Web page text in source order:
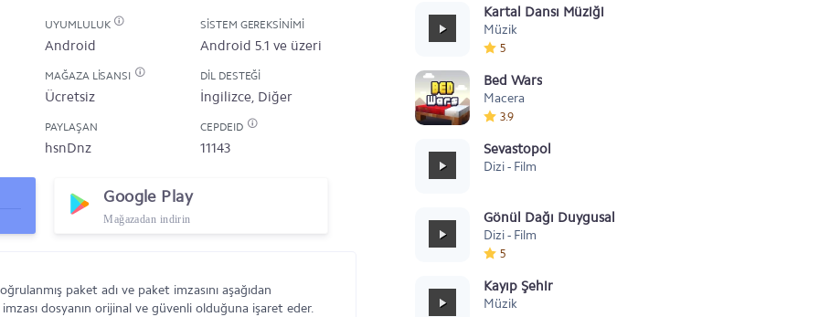
UYUMLULUK
Android
SISTEM GEREKSINIMI
Android 5.1 ve üzeri
MAĞAZA LISANSI
Ücretsiz
DIL DESTEĞI
İngilizce, Diğer
PAYLAŞAN
hsnDnz
CEPDEID
11143
Google Play
Mağazadan indirin
paket adı ve paket imzasını aşağıdan
dosyanın orijinal ve güvenli olduğuna işaret eder.
Kartal Dansı Müziği
Müzik
5
Bed Wars
Macera
3.9
Sevastopol
Dizi - Film
Gönül Dağı Duygusal
Dizi - Film
5
Kayıp Şehir
Müzik